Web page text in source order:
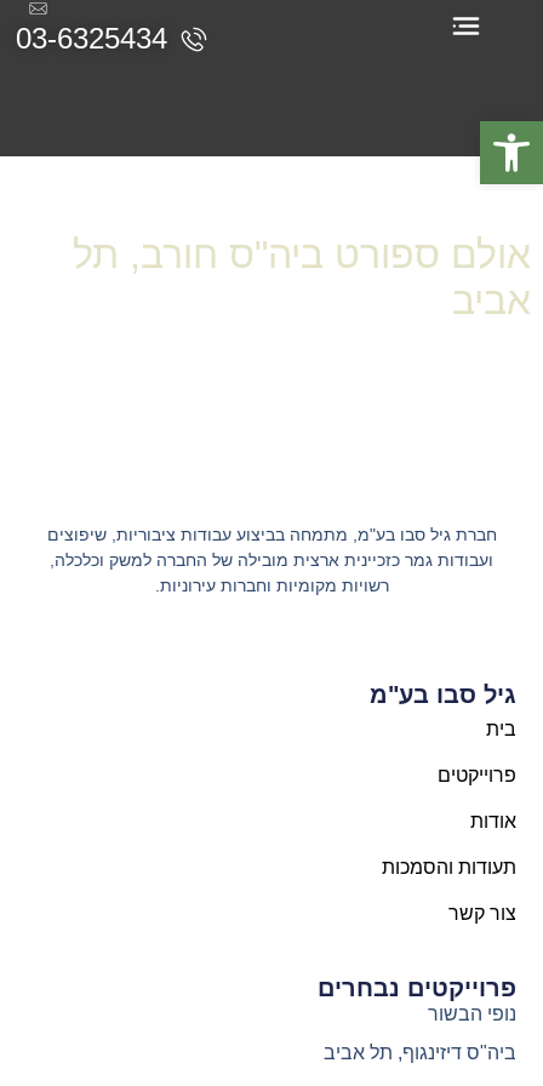
פתח סרגל נגישות
03-6325434
סוג פרוייקט:
אולם ספורט ביה"ס חורב, תל
אביב
חברת גיל סבו בע"מ, מתמחה בביצוע עבודות ציבוריות, שיפוצים
ועבודות גמר כזכיינית ארצית מובילה של החברה למשק וכלכלה,
רשויות מקומיות וחברות עירוניות.
פרוייקטים נבחרים
נופי הבשור
ביה"ס דיזינגוף, תל אביב
גיל סבו בע"מ
בית
פרוייקטים
אודות
תעודות והסמכות
צור קשר